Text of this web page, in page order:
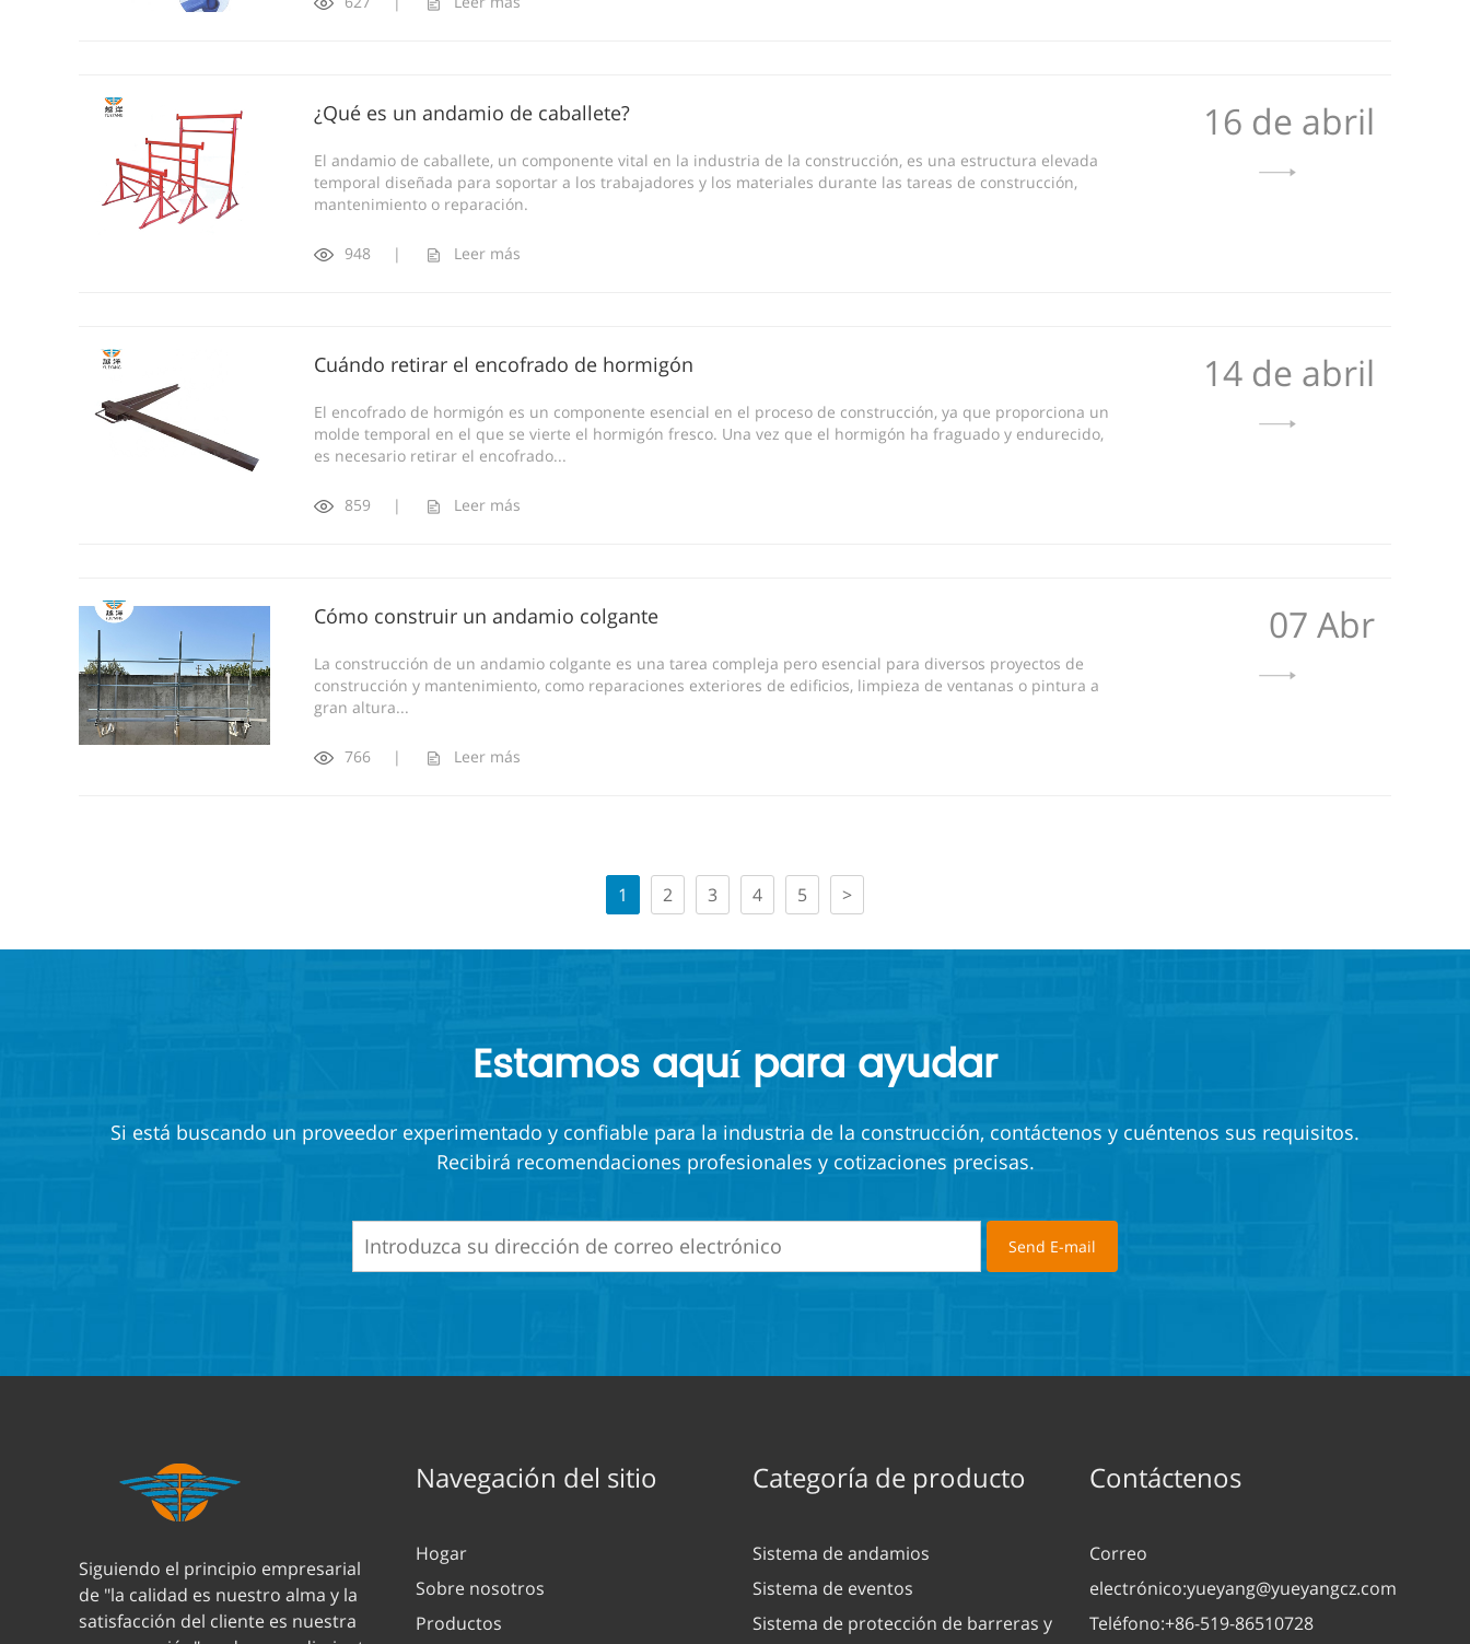
¿Qué es un andamio de caballete?
El andamio de caballete, un componente vital en la industria de la construcción, es una estructura elevada
temporal diseñada para soportar a los trabajadores y los materiales durante las tareas de construcción,
mantenimiento o reparación.
16 de abril
948 | Leer más
Cuándo retirar el encofrado de hormigón
El encofrado de hormigón es un componente esencial en el proceso de construcción, ya que proporciona un
molde temporal en el que se vierte el hormigón fresco. Una vez que el hormigón ha fraguado y endurecido,
es necesario retirar el encofrado...
14 de abril
859 | Leer más
Cómo construir un andamio colgante
La construcción de un andamio colgante es una tarea compleja pero esencial para diversos proyectos de
construcción y mantenimiento, como reparaciones exteriores de edificios, limpieza de ventanas o pintura a
gran altura...
07 Abr
766 | Leer más
1 2 3 4 5 >
Estamos aquí para ayudar
Si está buscando un proveedor experimentado y confiable para la industria de la construcción, contáctenos y cuéntenos sus requisitos.
Recibirá recomendaciones profesionales y cotizaciones precisas.
Siguiendo el principio empresarial
de "la calidad es nuestro alma y la
satisfacción del cliente es nuestra
Navegación del sitio
Hogar
Sobre nosotros
Productos
Categoría de producto
Sistema de andamios
Sistema de eventos
Sistema de protección de barreras y
Contáctenos
Correo
electrónico:yueyang@yueyangcz.com
Teléfono:+86-519-86510728